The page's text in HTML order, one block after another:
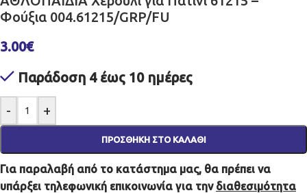
Φούξια 004.61215/GRP/FU
3.00€
Παράδοση 4 έως 10 ημέρες
- +
ΠΡΟΣΘΉΚΗ ΣΤΟ ΚΑΛΆΘΙ
Για παραλαβή από το κατάστημα μας, θα πρέπει να
υπάρξει τηλεφωνική επικοινωνία για την διαθεσιμότητα